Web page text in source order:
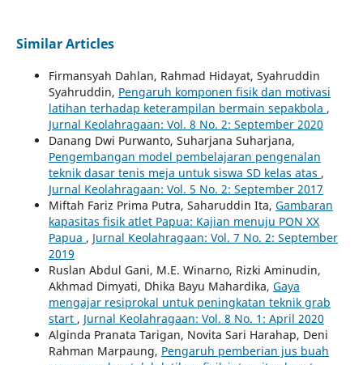
Similar Articles
Firmansyah Dahlan, Rahmad Hidayat, Syahruddin
Syahruddin, Pengaruh komponen fisik dan motivasi
latihan terhadap keterampilan bermain sepakbola ,
Jurnal Keolahragaan: Vol. 8 No. 2: September 2020
Danang Dwi Purwanto, Suharjana Suharjana,
Pengembangan model pembelajaran pengenalan
teknik dasar tenis meja untuk siswa SD kelas atas ,
Jurnal Keolahragaan: Vol. 5 No. 2: September 2017
Miftah Fariz Prima Putra, Saharuddin Ita, Gambaran
kapasitas fisik atlet Papua: Kajian menuju PON XX
Papua , Jurnal Keolahragaan: Vol. 7 No. 2: September
2019
Ruslan Abdul Gani, M.E. Winarno, Rizki Aminudin,
Akhmad Dimyati, Dhika Bayu Mahardika, Gaya
mengajar resiprokal untuk peningkatan teknik grab
start , Jurnal Keolahragaan: Vol. 8 No. 1: April 2020
Alginda Pranata Tarigan, Novita Sari Harahap, Deni
Rahman Marpaung, Pengaruh pemberian jus buah